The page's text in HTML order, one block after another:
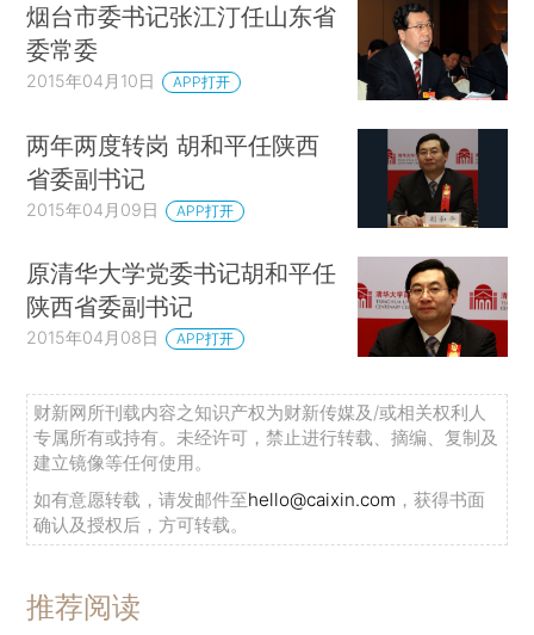
烟台市委书记张江汀任山东省
委常委
2015年04月10日 APP打开
两年两度转岗 胡和平任陕西
省委副书记
2015年04月09日 APP打开
原清华大学党委书记胡和平任
陕西省委副书记
2015年04月08日 APP打开
财新网所刊载内容之知识产权为财新传媒及/或相关权利人
专属所有或持有。未经许可，禁止进行转载、摘编、复制及
建立镜像等任何使用。
如有意愿转载，请发邮件至hello@caixin.com ，获得书面
确认及授权后，方可转载。
推荐阅读